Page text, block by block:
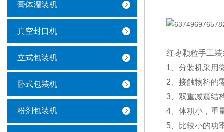
膏体灌装机
真空封口机
立式包装机
卧式包装机
粉剂包装机
红枣颗粒手工
1、分装机采用
2、接触物料的
3、双重减震结
4、体积小，重
5、比较小的功